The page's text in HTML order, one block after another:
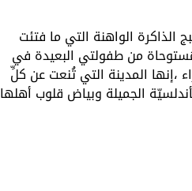
الواهنة التي ما فتئت
من طفولتي البعيدة في
،إنها المدينة التي تُنعت عن كلِّ
الجميلة وبياض قلوب أهلها